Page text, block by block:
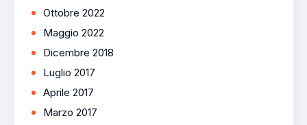
Ottobre 2022
Maggio 2022
Dicembre 2018
Luglio 2017
Aprile 2017
Marzo 2017